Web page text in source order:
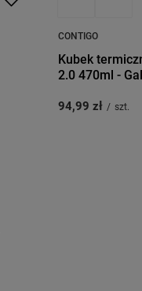
CONTIGO
Kubek
2.0 470ml -
94,99 zł / szt.